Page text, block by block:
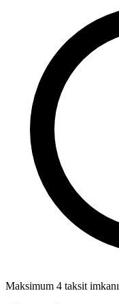
Maksimum 4 taksit imkanı